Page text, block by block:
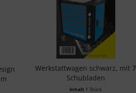
Werkstattwagen schwarz, mit 7
Schubladen
Inhalt 1 Stück